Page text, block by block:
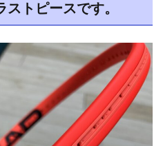
トピースです。